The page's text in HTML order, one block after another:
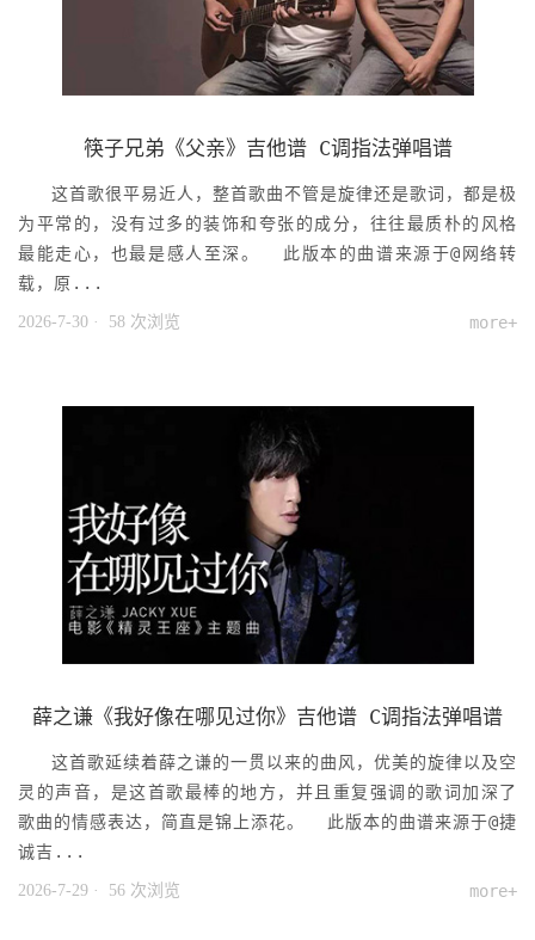
筷子兄弟《父亲》吉他谱 C调指法弹唱谱
这首歌很平易近人，整首歌曲不管是旋律还是歌词，都是极
为平常的，没有过多的装饰和夸张的成分，往往最质朴的风格
最能走心，也最是感人至深。 此版本的曲谱来源于@网络转
载，原...
2026-7-30 · 58 次浏览 more+
薛之谦《我好像在哪见过你》吉他谱 C调指法弹唱谱
这首歌延续着薛之谦的一贯以来的曲风，优美的旋律以及空
灵的声音，是这首歌最棒的地方，并且重复强调的歌词加深了
歌曲的情感表达，简直是锦上添花。 此版本的曲谱来源于@捷
诚吉...
2026-7-29 · 56 次浏览 more+